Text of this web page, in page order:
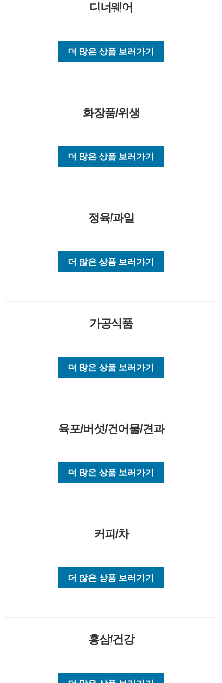
카테고리 전체보기
디너웨어
더 많은 상품 보러가기
화장품/위생
더 많은 상품 보러가기
정육/과일
더 많은 상품 보러가기
가공식품
더 많은 상품 보러가기
육포/버섯/건어물/견과
더 많은 상품 보러가기
커피/차
더 많은 상품 보러가기
홍삼/건강